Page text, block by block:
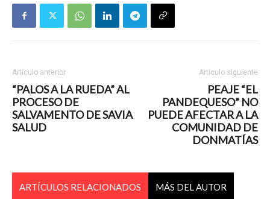
Artículo anterior
“PALOS A LA RUEDA” AL
PROCESO DE
SALVAMENTO DE SAVIA
SALUD
Artículo siguiente
PEAJE “EL
PANDEQUESO” NO
PUEDE AFECTAR A LA
COMUNIDAD DE
DONMATÍAS
ARTÍCULOS RELACIONADOS MÁS DEL AUTOR